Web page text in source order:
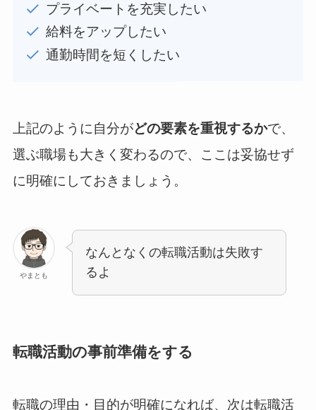
プライベートを充実したい
給料をアップしたい
通勤時間を短くしたい
上記のように自分がどの要素を重視するかで、
選ぶ職場も大きく変わるので、ここは妥協せず
に明確にしておきましょう。
やまとも
なんとなくの転職活動は失敗す
るよ
転職活動の事前準備をする
転職の理由・目的が明確になれば、次は転職活